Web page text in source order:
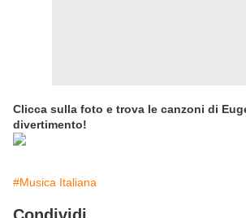
Clicca sulla foto e trova le canzoni di
divertimento!
#Musica Italiana